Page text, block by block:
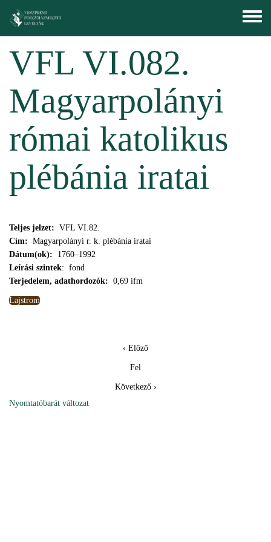
Toggle
menu
VFL VI.082.
Magyarpolányi
római katolikus
plébánia iratai
Teljes jelzet: VFL VI.82.
Cím: Magyarpolányi r. k. plébánia iratai
Dátum(ok): 1760–1992
Leírási szintek: fond
Terjedelem, adathordozók: 0,69 ifm
Lajstrom
‹ Előző
Fel
Következő ›
Nyomtatóbarát változat